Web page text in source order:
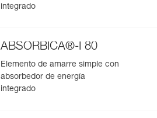
integrado
ABSORBICA®-I 80
Elemento de amarre simple con
absorbedor de energía
integrado